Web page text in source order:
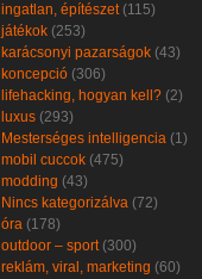
ingatlan, építészet(115)
játékok (253)
karácsonyi pazarságok (43)
koncepció (306)
lifehacking, hogyan kell? (2)
luxus (293)
Mesterséges intelligencia (1)
mobil cuccok (475)
modding (43)
Nincs kategorizálva (72)
óra (178)
outdoor – sport(300)
reklám, viral, marketing (60)